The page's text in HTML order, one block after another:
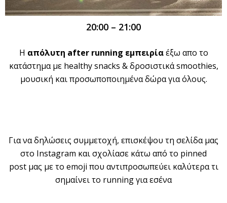
20:00 – 21:00
Η απόλυτη after running εμπειρίαέξω απο το
κατάστημα με healthy snacks & δροσιστικά smoothies,
μουσική και προσωποποιημένα δώρα για όλους.
Για να δηλώσεις συμμετοχή, επισκέψου τη σελίδα μας
στο Instagram και σχολίασε κάτω από το pinned
post μας με το emoji που αντιπροσωπεύει καλύτερα τι
σημαίνει το running για εσένα